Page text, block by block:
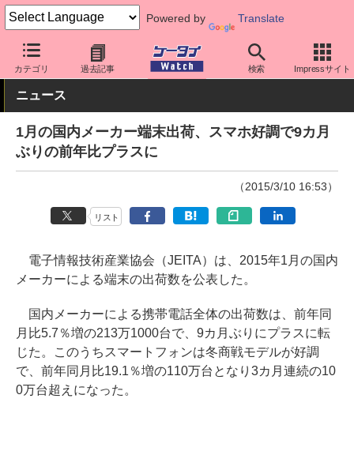
Powered by Translate
カテゴリ 過去記事 検索 Impressサイト
ケータイ Watch 業界動向 調査
ニュース
1月の国内メーカー端末出荷、スマホ好調で9カ月
ぶりの前年比プラスに
（2015/3/10 16:53）
リスト
電子情報技術産業協会（JEITA）は、2015年1月の国内
メーカーによる端末の出荷数を公表した。
国内メーカーによる携帯電話全体の出荷数は、前年同
月比5.7％増の213万1000台で、9カ月ぶりにプラスに転
じた。このうちスマートフォンは冬商戦モデルが好調
で、前年同月比19.1％増の110万台となり3カ月連続の10
0万台超えになった。